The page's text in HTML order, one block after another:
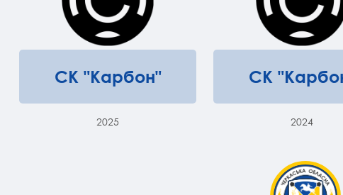
СК "Карбон"
2025
СК
2024